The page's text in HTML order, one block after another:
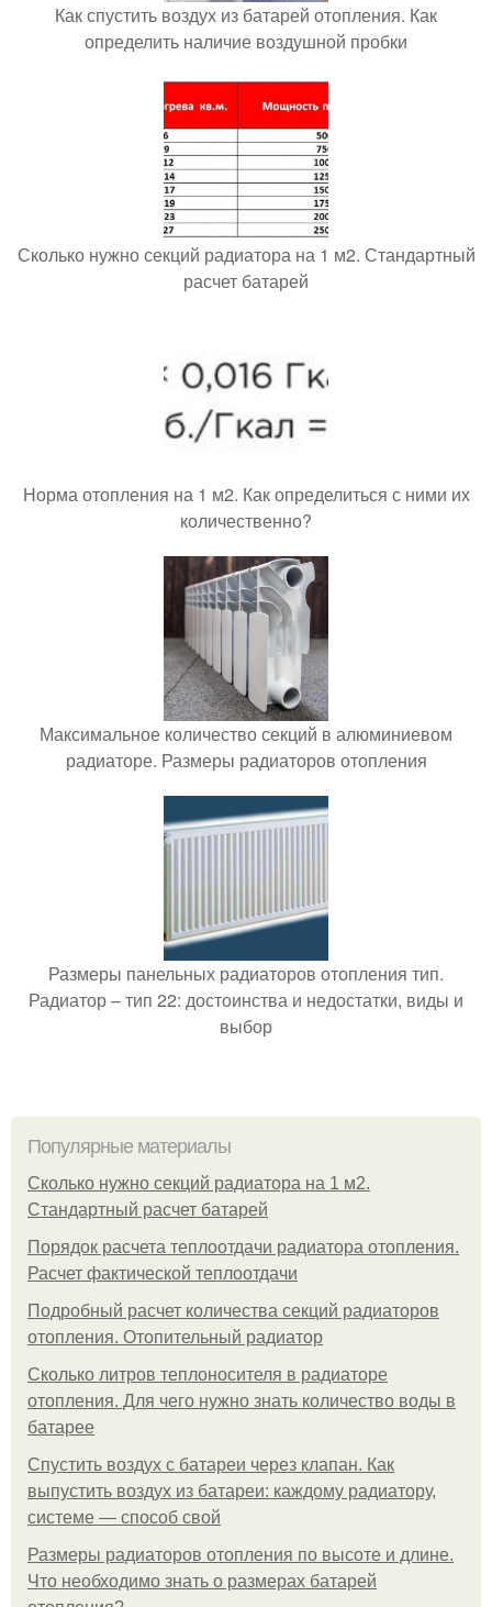
Как спустить воздух из батарей отопления. Как
определить наличие воздушной пробки
Сколько нужно секций радиатора на 1 м2. Стандартный
расчет батарей
Норма отопления на 1 м2. Как определиться с ними их
количественно?
Максимальное количество секций в алюминиевом
радиаторе. Размеры радиаторов отопления
Размеры панельных радиаторов отопления тип.
Радиатор – тип 22: достоинства и недостатки, виды и
выбор
Популярные материалы
Сколько нужно секций радиатора на 1 м2.
Стандартный расчет батарей
Порядок расчета теплоотдачи радиатора отопления.
Расчет фактической теплоотдачи
Подробный расчет количества секций радиаторов
отопления. Отопительный радиатор
Сколько литров теплоносителя в радиаторе
отопления. Для чего нужно знать количество воды в
батарее
Спустить воздух с батареи через клапан. Как
выпустить воздух из батареи: каждому радиатору,
системе — способ свой
Размеры радиаторов отопления по высоте и длине.
Что необходимо знать о размерах батарей